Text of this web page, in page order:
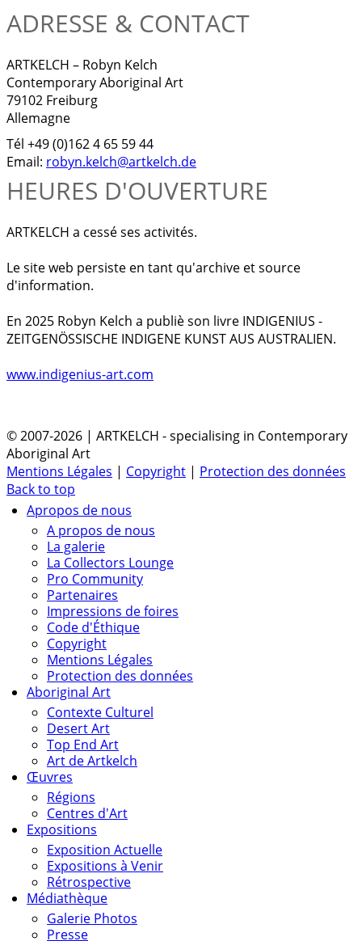
ADRESSE & CONTACT
ARTKELCH – Robyn Kelch
Contemporary Aboriginal Art
79102 Freiburg
Allemagne
Tél +49 (0)162 4 65 59 44
Email: robyn.kelch@artkelch.de
HEURES D'OUVERTURE
ARTKELCH a cessé ses activités.
Le site web persiste en tant qu'archive et source
d'information.
En 2025 Robyn Kelch a publiè son livre INDIGENIUS -
ZEITGENÖSSISCHE INDIGENE KUNST AUS AUSTRALIEN.
www.indigenius-art.com
© 2007-2026 | ARTKELCH - specialising in Contemporary
Aboriginal Art
Mentions Légales | Copyright | Protection des données
Back to top
Apropos de nous
A propos de nous
La galerie
La Collectors Lounge
Pro Community
Partenaires
Impressions de foires
Code d'Éthique
Copyright
Mentions Légales
Protection des données
Aboriginal Art
Contexte Culturel
Desert Art
Top End Art
Art de Artkelch
Œuvres
Régions
Centres d'Art
Expositions
Exposition Actuelle
Expositions à Venir
Rétrospective
Médiathèque
Galerie Photos
Presse